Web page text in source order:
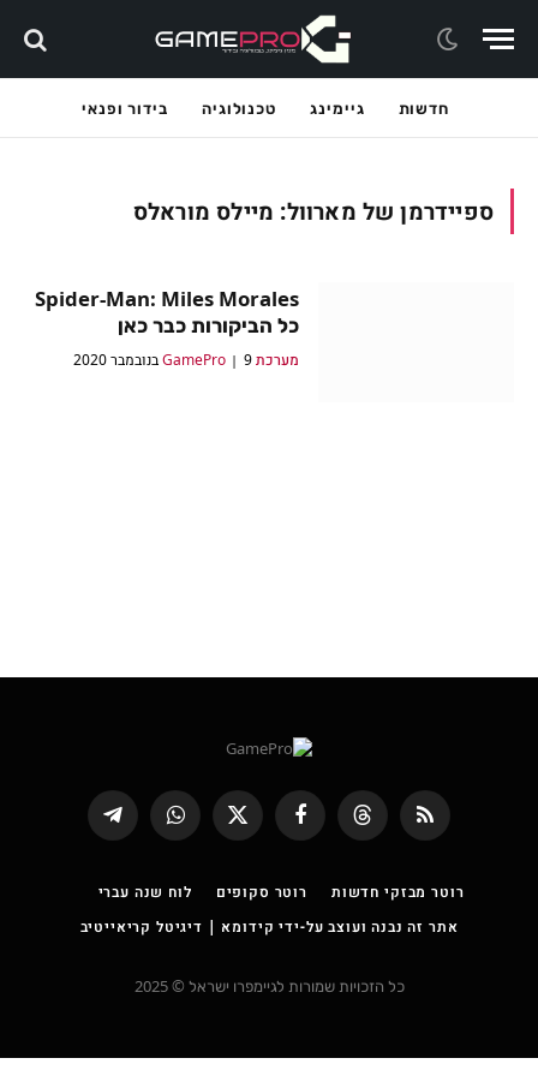
חדשות גיימינג טכנולוגיה בידור ופנאי
ספיידרמן של מארוול: מיילס מוראלס
Spider-Man: Miles Morales
כל הביקורות כבר כאן
מערכת GamePro9 בנובמבר 2020
RSS
Threads פייסבוק
X
(טוויטר)
WhatsApp
Telegram
רוטר מבזקי חדשות רוטר סקופים
לוח שנה עברי
אתר זה נבנה ועוצב על-ידי קידומא | דיגיטל קריאייטיב
כל הזכויות שמורות לגיימפרו ישראל © 2025